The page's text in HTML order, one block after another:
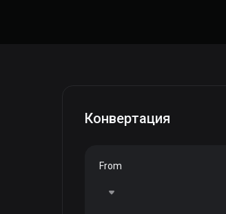
Конвертация
From